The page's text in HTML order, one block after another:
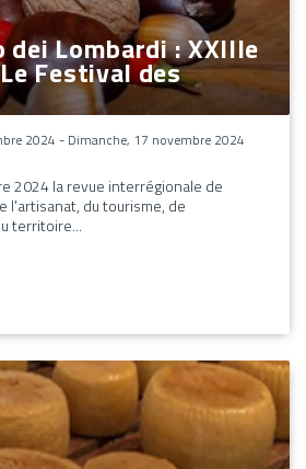
dei Lombardi : XXIIIe
Festival des
2024 - Dimanche, 17 novembre 2024
2024 la revue interrégionale de
du tourisme, de
territoire...